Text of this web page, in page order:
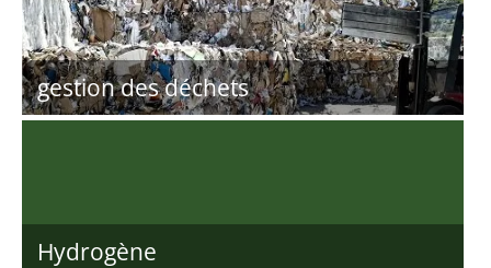
gestion des déchets
Hydrogène